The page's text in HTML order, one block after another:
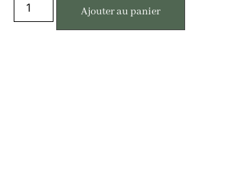
Ajouter au panier